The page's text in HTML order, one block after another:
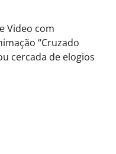
Video com
“Cruzado
cercada de elogios